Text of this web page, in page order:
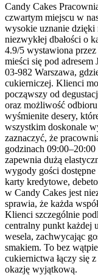
Candy Cakes
czwartym miejscu w
wysokie uznanie
niezwykłej dbałości o
4.9/5 wystawiona
mieści się pod
03-982 Warszawa,
cukierniczej. Klienci
począwszy od
oraz możliwość
wyśmienite desery,
wszystkim doskonale
zaznaczyć, że
godzinach
zapewnia dużą
wygody gości dostępne
karty kredytowe,
w Candy Cakes jest
sprawia, że każda
Klienci szczególnie
centralny punkt każdej
wesela, zachwycając
smakiem. To bez
cukiernictwa łączy się
okazję wyjątkową.